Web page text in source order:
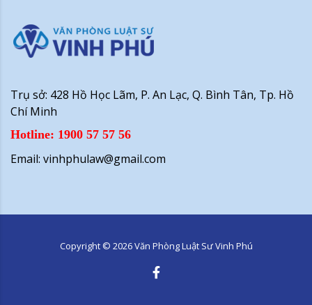
Trụ sở: 428 Hồ Học Lãm, P. An Lạc, Q. Bình Tân, Tp. Hồ
Chí Minh
Hotline: 1900 57 57 56
Email: vinhphulaw@gmail.com
Copyright © 2026Văn Phòng Luật Sư Vinh Phú